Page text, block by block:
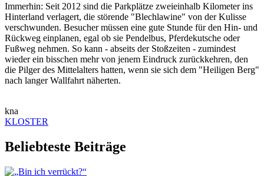
Immerhin: Seit 2012 sind die Parkplätze zweieinhalb Kilometer ins
Hinterland verlagert, die störende "Blechlawine" von der Kulisse
verschwunden. Besucher müssen eine gute Stunde für den Hin- und
Rückweg einplanen, egal ob sie Pendelbus, Pferdekutsche oder
Fußweg nehmen. So kann - abseits der Stoßzeiten - zumindest
wieder ein bisschen mehr von jenem Eindruck zurückkehren, den
die Pilger des Mittelalters hatten, wenn sie sich dem "Heiligen Berg"
nach langer Wallfahrt näherten.
kna
KLOSTER
Beliebteste Beiträge